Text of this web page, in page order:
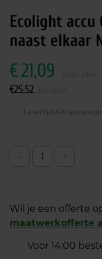
Ecolight accu
naast elkaar
€21,09
€25,52
Levertijd 4-6
Wil je een offerte
maatwerkofferte
Voor 14:00